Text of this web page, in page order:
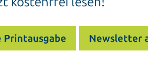
Printausgabe Newsletter